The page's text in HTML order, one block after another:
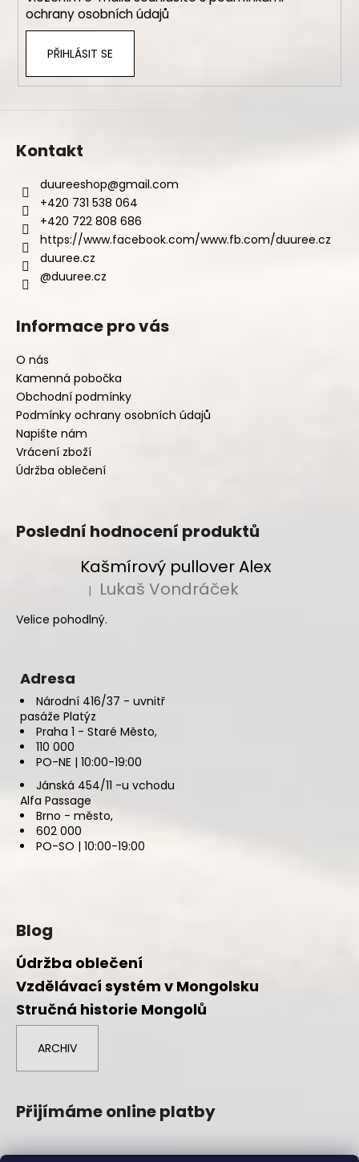
ý
ochrany osobních údajů
PŘIHLÁSIT SE
Kontakt
duureeshop@gmail.com
+420 731 538 064
+420 722 808 686
https://www.facebook.com/www.fb.com/duuree.cz
duuree.cz
@duuree.cz
Informace pro vás
O nás
Kamenná pobočka
Obchodní podmínky
Podmínky ochrany osobních údajů
Napište nám
Vrácení zboží
Údržba oblečení
Poslední hodnocení produktů
Kašmírový pullover Alex
Hodnocení produktu je 5 z 5 hvězdiček.
| Lukaš Vondráček
Velice pohodlný.
Adresa
Národní 416/37 - uvnitř
pasáže Platýz
Praha 1 - Staré Město,
110 000
PO-NE | 10:00-19:00
Jánská 454/11 -u vchodu
Alfa Passage
Brno - město,
602 000
PO-SO | 10:00-19:00
Blog
Údržba oblečení
Vzdělávací systém v Mongolsku
Stručná historie Mongolů
ARCHIV
Přijímáme online platby